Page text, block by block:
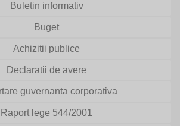
Buletin informativ
Buget
Achizitii publice
Declaratii de avere
guvernanta corporativa
Raport lege 544/2001